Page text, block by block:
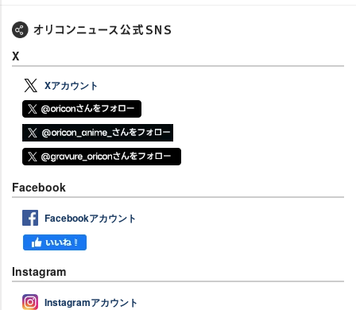
X
Xアカウント
Facebook
Facebookアカウント
Instagram
Instagramアカウント